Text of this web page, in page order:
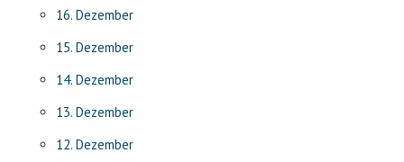
16. Dezember
15. Dezember
14. Dezember
13. Dezember
12. Dezember